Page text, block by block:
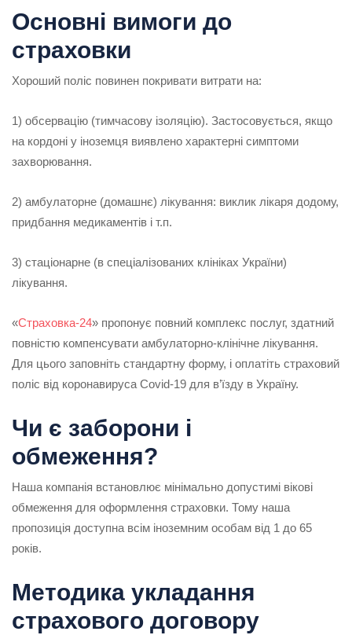
Основні вимоги до
страховки
Хороший поліс повинен покривати витрати на:
1) обсервацію (тимчасову ізоляцію). Застосовується, якщо
на кордоні у іноземця виявлено характерні симптоми
захворювання.
2) амбулаторне (домашнє) лікування: виклик лікаря додому,
придбання медикаментів і т.п.
3) стаціонарне (в спеціалізованих клініках України)
лікування.
«Страховка-24» пропонує повний комплекс послуг, здатний
повністю компенсувати амбулаторно-клінічне лікування.
Для цього заповніть стандартну форму, і оплатіть страховий
поліс від коронавируса Covid-19 для в’їзду в Україну.
Чи є заборони і
обмеження?
Наша компанія встановлює мінімально допустимі вікові
обмеження для оформлення страховки. Тому наша
пропозиція доступна всім іноземним особам від 1 до 65
років.
Методика укладання
страхового договору